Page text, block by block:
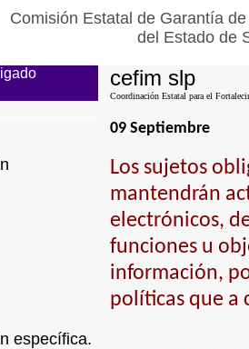
Comisión Estatal de Garantía
del Estado de
cefim slp
Coordinación Estatal para el
09 Septiembre
Los sujetos
mantendrán
electrónicos,
funciones u
información,
políticas que a
específica.